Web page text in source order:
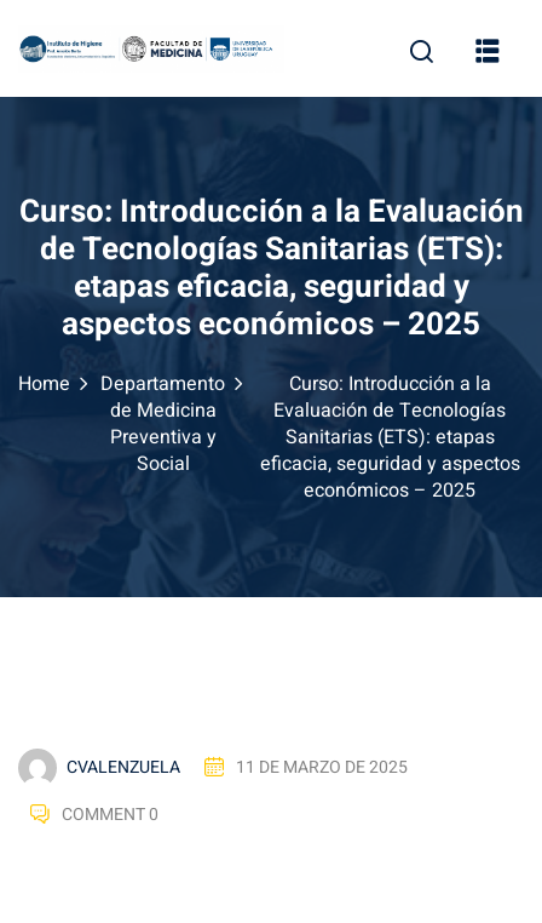
Curso: Introducción a la Evaluación
de Tecnologías Sanitarias (ETS):
etapas eficacia, seguridad y
aspectos económicos – 2025
Home
Departamento
de Medicina
Preventiva y
Social
Curso: Introducción a la
Evaluación de Tecnologías
Sanitarias (ETS): etapas
eficacia, seguridad y aspectos
económicos – 2025
CVALENZUELA
11 DE MARZO DE 2025
COMMENT 0